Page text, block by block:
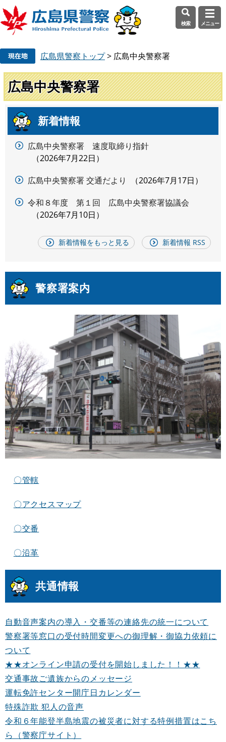
の
先
頭
ー
を
飛
検索 メニュー
広島県警察トップ> 広島中央警察署
広島中央警察署
本
文
新着情報
広島中央警察署 速度取締り指針
2026年7月22日
広島中央警察署 交通だより
2026年7月17日
令和８年度 第１回 広島中央警察署協議会
2026年7月10日
新着情報をもっと見る 新着情報 RSS
警察署案内
〇管轄
〇アクセスマップ
〇交番
〇沿革
共通情報
自動音声案内の導入・交番等の連絡先の統一について
警察署等窓口の受付時間変更への御理解・御協力依頼に
ついて
★★オンライン申請の受付を開始しました！！★★
交通事故ご遺族からのメッセージ
運転免許センター開庁日カレンダー
特殊詐欺 犯人の音声
令和６年能登半島地震の被災者に対する特例措置はこち
ら（警察庁サイト）